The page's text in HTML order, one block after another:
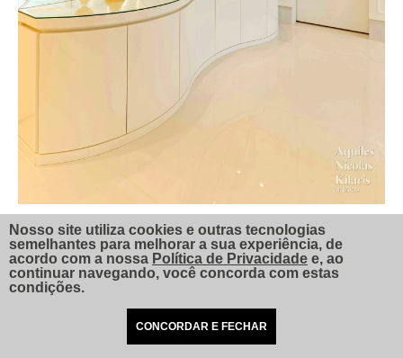
Nosso site utiliza cookies e outras tecnologias
semelhantes para melhorar a sua experiência, de
acordo com a nossa Política de Privacidade e, ao
continuar navegando, você concorda com estas
condições.
CONCORDAR E FECHAR